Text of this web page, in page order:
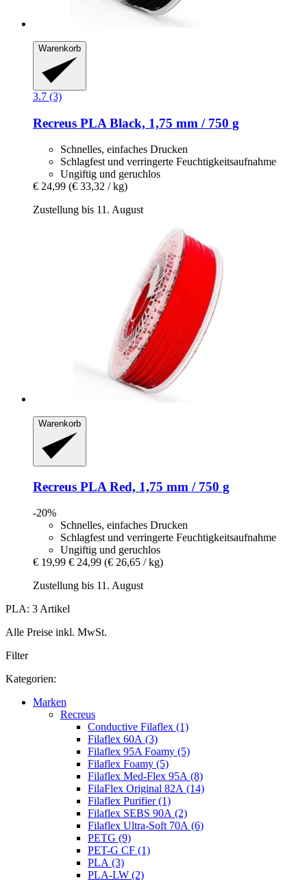
Warenkorb
3.7 (3)
Recreus PLA Black, 1,75 mm / 750 g
Schnelles, einfaches Drucken
Schlagfest und verringerte Feuchtigkeitsaufnahme
Ungiftig und geruchlos
€ 24,99 (€ 33,32 / kg)
Zustellung bis 11. August
Warenkorb
Recreus PLA Red, 1,75 mm / 750 g
-20%
Schnelles, einfaches Drucken
Schlagfest und verringerte Feuchtigkeitsaufnahme
Ungiftig und geruchlos
€ 19,99 € 24,99 (€ 26,65 / kg)
Zustellung bis 11. August
PLA: 3 Artikel
Alle Preise inkl. MwSt.
Filter
Kategorien:
Marken
Recreus
Conductive Filaflex (1)
Filaflex 60A (3)
Filaflex 95A Foamy (5)
Filaflex Foamy (5)
Filaflex Med-Flex 95A (8)
FilaFlex Original 82A (14)
Filaflex Purifier (1)
Filaflex SEBS 90A (2)
Filaflex Ultra-Soft 70A (6)
PETG (9)
PET-G CF (1)
PLA (3)
PLA-LW (2)